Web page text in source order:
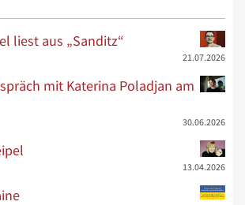
liest aus „Sanditz“
21.07.2026
mit Katerina Poladjan am
30.06.2026
13.04.2026